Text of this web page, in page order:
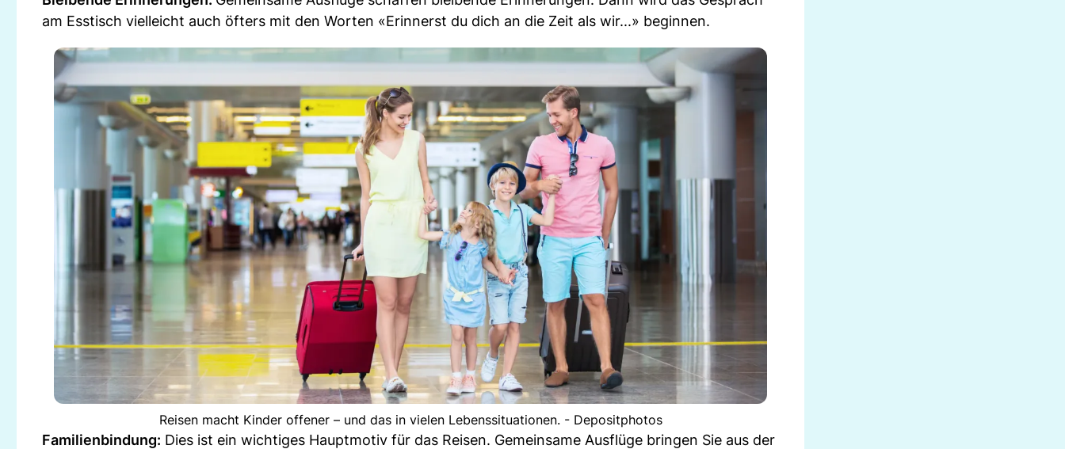
am Esstisch vielleicht auch öfters mit den Worten «Erinnerst du dich an die Zeit als wir...» beginnen.
Reisen macht Kinder offener – und das in vielen Lebenssituationen. - Depositphotos
Familienbindung: Dies ist ein wichtiges Hauptmotiv für das Reisen. Gemeinsame Ausflüge bringen Sie aus der